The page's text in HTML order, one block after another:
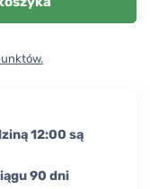
12:00 są
90 dni